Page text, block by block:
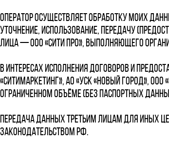
Оператор осуществляет обработку моих
уточнение, использование, передачу
лица — ООО «СИТИ ПРО», выполняющего
В интересах исполнения договоров и
«Ситимаркетинг», АО «УСК «Новый Город», ООО
ограниченном объёме (без паспортных
Передача данных третьим лицам для иных
законодательством РФ.